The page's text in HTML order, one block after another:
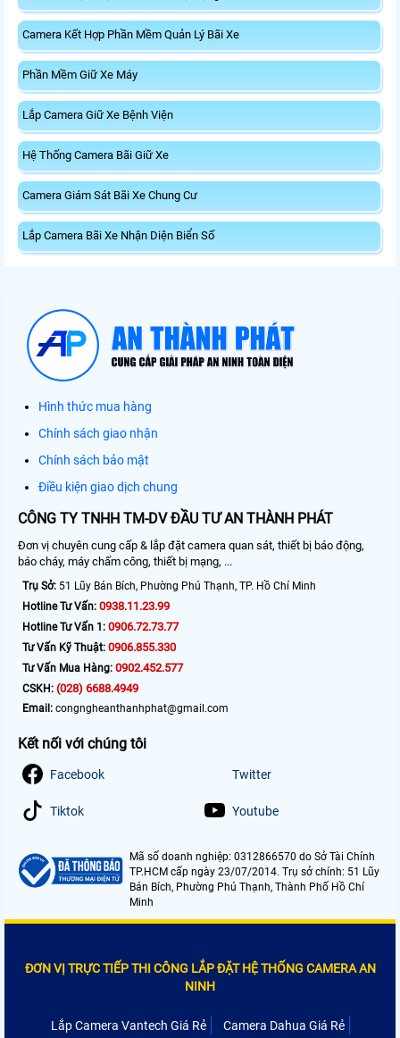
Camera Kết Hợp Phần Mềm Quản Lý Bãi Xe
Phần Mềm Giữ Xe Máy
Lắp Camera Giữ Xe Bệnh Viện
Hệ Thống Camera Bãi Giữ Xe
Camera Giám Sát Bãi Xe Chung Cư
Lắp Camera Bãi Xe Nhận Diện Biển Số
Hình thức mua hàng
Chính sách giao nhận
Chính sách bảo mật
Điều kiện giao dịch chung
CÔNG TY TNHH TM-DV ĐẦU TƯ AN THÀNH PHÁT
Đơn vị chuyên cung cấp & lắp đặt camera quan sát, thiết bị báo động,
báo cháy, máy chấm công, thiết bị mạng, ...
Trụ Sở: 51 Lũy Bán Bích, Phường Phú Thạnh, TP. Hồ Chí Minh
Hotline Tư Vấn: 0938.11.23.99
Hotline Tư Vấn 1: 0906.72.73.77
Tư Vấn Kỹ Thuật: 0906.855.330
Tư Vấn Mua Hàng: 0902.452.577
CSKH: (028) 6688.4949
Email: congngheanthanhphat@gmail.com
Kết nối với chúng tôi
Facebook Twitter
Tiktok Youtube
Mã số doanh nghiệp: 0312866570 do Sở Tài Chính
TP.HCM cấp ngày 23/07/2014. Trụ sở chính: 51 Lũy
Bán Bích, Phường Phú Thạnh, Thành Phố Hồ Chí
Minh
ĐƠN VỊ TRỰC TIẾP THI CÔNG LẮP ĐẶT HỆ THỐNG CAMERA AN
NINH
Lắp Camera Vantech Giá Rẻ Camera Dahua Giá Rẻ